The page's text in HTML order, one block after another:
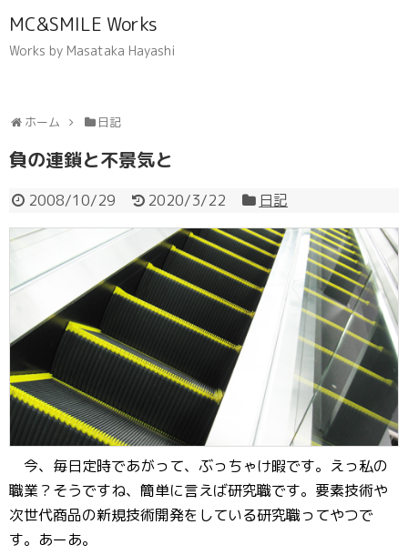
MC&SMILE Works
Works by Masataka Hayashi
ホーム 日記
負の連鎖と不景気と
2008/10/29 2020/3/22 日記
今、毎日定時であがって、ぶっちゃけ暇です。えっ私の
職業？そうですね、簡単に言えば研究職です。要素技術や
次世代商品の新規技術開発をしている研究職ってやつで
す。あーあ。